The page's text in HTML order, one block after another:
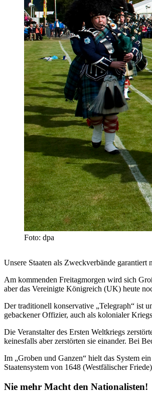
Foto: dpa
Unsere Staaten als Zweckverbände
Am kommenden Freitagmorgen wird sich
aber das Vereinigte Königreich (UK) heute
Der traditionell konservative „Telegraph“ ist
gebackener Offizier, auch als kolonialer
Die Veranstalter des Ersten Weltkriegs
keinesfalls aber zerstörten sie einander. Bei
Im „Groben und Ganzen“ hielt das System
Staatensystem von 1648 (Westfälischer
Nie mehr Macht den Nationalisten!